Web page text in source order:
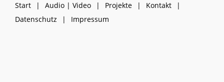
Start Audio | Video Projekte
Kontakt
Datenschutz
Impressum